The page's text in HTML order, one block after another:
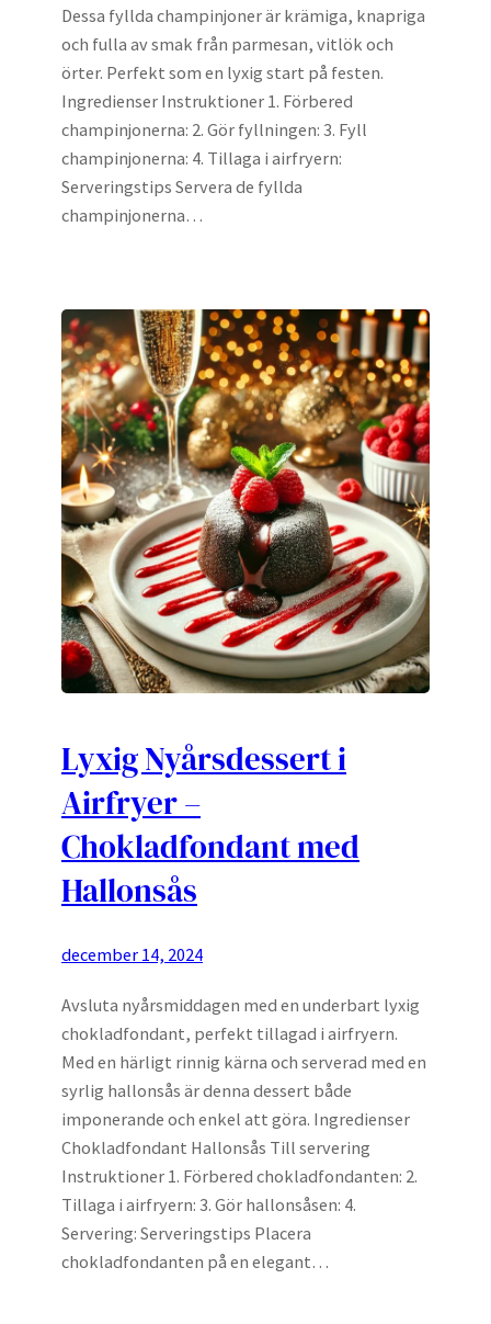
Dessa fyllda champinjoner är krämiga, knapriga
och fulla av smak från parmesan, vitlök och
örter. Perfekt som en lyxig start på festen.
Ingredienser Instruktioner 1. Förbered
champinjonerna: 2. Gör fyllningen: 3. Fyll
champinjonerna: 4. Tillaga i airfryern:
Serveringstips Servera de fyllda
champinjonerna…
Lyxig Nyårsdessert i
Airfryer –
Chokladfondant med
Hallonsås
december 14, 2024
Avsluta nyårsmiddagen med en underbart lyxig
chokladfondant, perfekt tillagad i airfryern.
Med en härligt rinnig kärna och serverad med en
syrlig hallonsås är denna dessert både
imponerande och enkel att göra. Ingredienser
Chokladfondant Hallonsås Till servering
Instruktioner 1. Förbered chokladfondanten: 2.
Tillaga i airfryern: 3. Gör hallonsåsen: 4.
Servering: Serveringstips Placera
chokladfondanten på en elegant…